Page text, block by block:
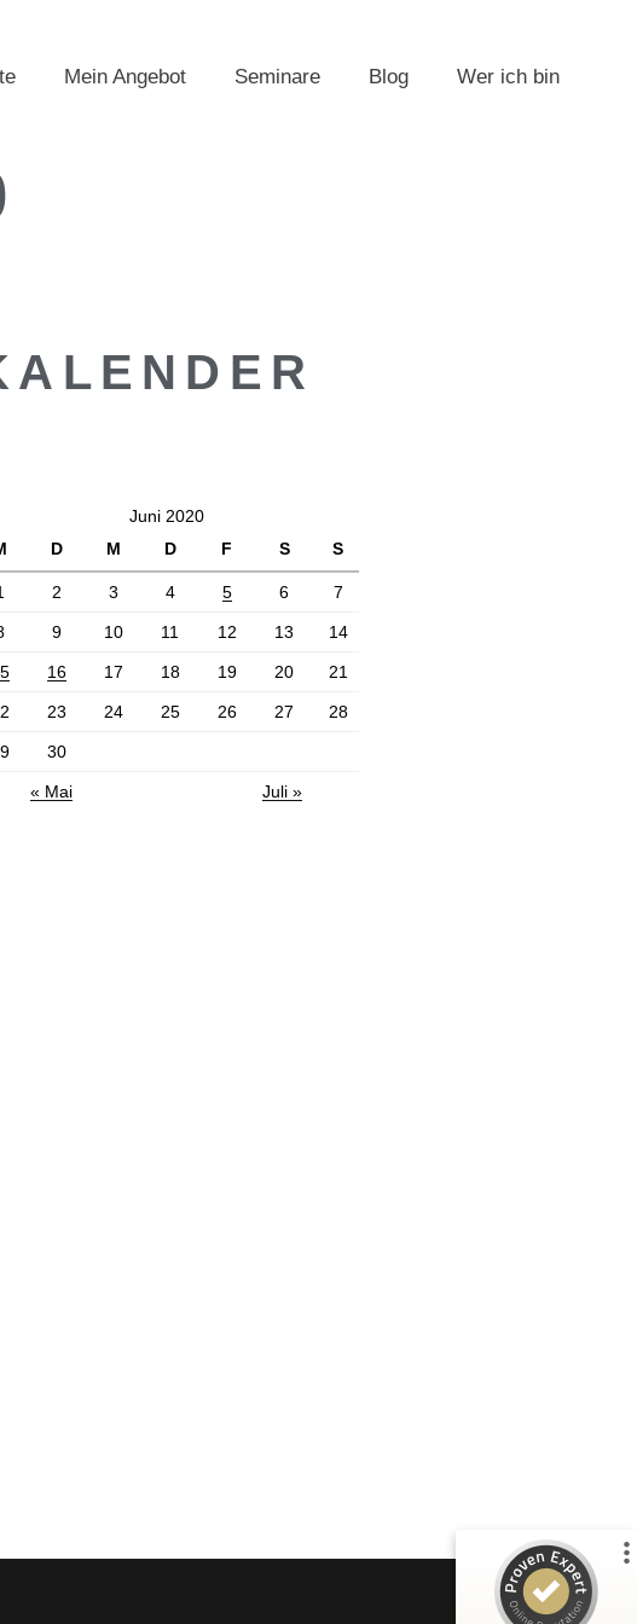
Mein Angebot Seminare Blog Wer ich bin
Juni 2020
D M D F S S
2 3 4 5 6 7
9 10 11 12 13 14
16 17 18 19 20 21
23 24 25 26 27 28
30
« Mai Juli »
43
Bewertungen auf
ProvenExpert.com